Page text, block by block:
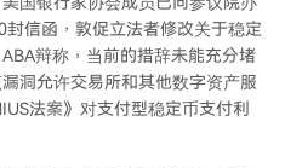
信函，敦促立法者修改关于稳定
辩称，当前的措辞未能充分堵
洞允许交易所和其他数字资产服
法案》对支付型稳定币支付利